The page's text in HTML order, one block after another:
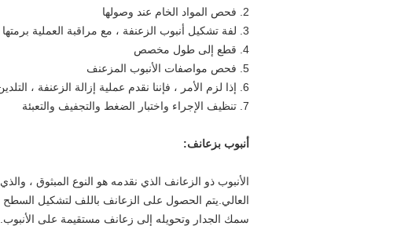
2. فحص المواد الخام عند وصولها
3. لفة تشكيل أنبوب الزعنفة ، مع مراقبة العملية برمتها
4. قطع إلى طول مخصص
5. فحص مواصفات الأنبوب المزعنف
6. إذا لزم الأمر ، فإننا نقدم عملية إزالة الزعنفة ، التلدين الناعم ، الثني واللف ، موصلات اللحام
7. تنظيف الإجراء واختبار الضغط والتجفيف والتعبئة
أنبوب بزعانف:
الأنبوب ذو الزعانف الذي نقدمه هو النوع المبثوق ،
العالي.يتم الحصول على الزعانف باللف لتشكيل
سمك الجدار وتحويله إلى زعانف مستقيمة على